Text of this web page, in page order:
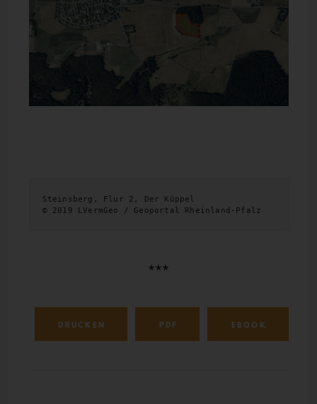
Steinsberg, Flur 2, Der Küppel
© 2019 LVermGeo / Geoportal Rheinland-Pfalz
***
DRUCKEN PDF EBOOK